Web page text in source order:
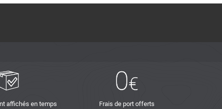
affichés en temps
Frais de port offerts